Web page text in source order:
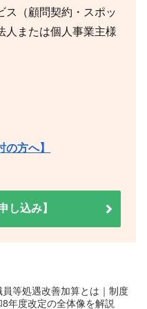
（顧問契約・スポッ
人または個人事業主様
の方へ】
し込み】
等処遇改善加算とは｜制度
年度改定の全体像を解説